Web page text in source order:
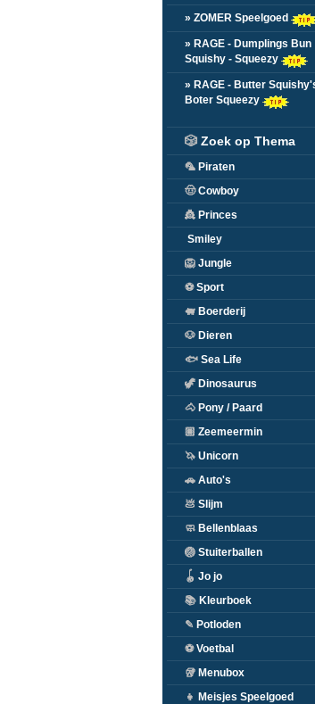
» ZOMER Speelgoed
» RAGE - Dumplings Bun
Squishy - Squeezy
» RAGE - Butter
Boter Squeezy
🎲 Zoek op Thema
🦜 Piraten
🤠Cowboy
👸 Princes
Smiley
🦁 Jungle
⚽Sport
🐖 Boerderij
🐶 Dieren
🐟 Sea Life
🦖 Dinosaurus
🐴 Pony / Paard
🏽 Zeemeermin
🦄 Unicorn
🚗 Auto's
💩 Slijm
🧼 Bellenblaas
🏐 Stuiterballen
🪀 Jo jo
📚 Kleurboek
✎ Potloden
⚽Voetbal
🥡 Menubox
👧 Meisjes Speelgoed